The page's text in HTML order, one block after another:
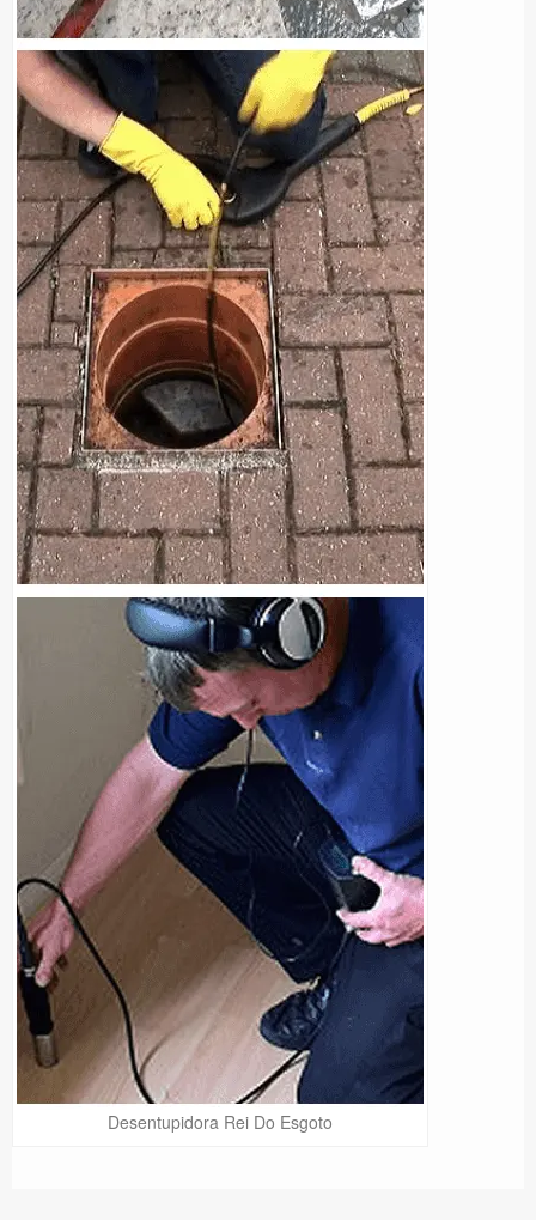
Desentupidora Rei Do EsgotoPrecisa de Ajuda?